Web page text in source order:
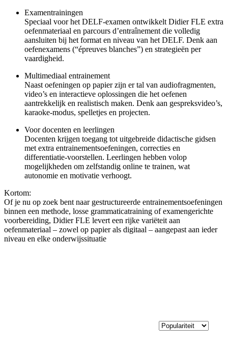
Examentrainingen
Speciaal voor het DELF-examen ontwikkelt Didier FLE extra
oefenmateriaal en parcours d’entraînement die volledig
aansluiten bij het format en niveau van het DELF. Denk aan
oefenexamens (“épreuves blanches”) en strategieën per
vaardigheid.
Multimediaal entrainement
Naast oefeningen op papier zijn er tal van audiofragmenten,
video’s en interactieve oplossingen die het oefenen
aantrekkelijk en realistisch maken. Denk aan gespreksvideo’s,
karaoke-modus, spelletjes en projecten.
Voor docenten en leerlingen
Docenten krijgen toegang tot uitgebreide didactische gidsen
met extra entrainementsoefeningen, correcties en
differentiatie-voorstellen. Leerlingen hebben volop
mogelijkheden om zelfstandig online te trainen, wat
autonomie en motivatie verhoogt.
Kortom:
Of je nu op zoek bent naar gestructureerde entrainementsoefeningen
binnen een methode, losse grammaticatraining of examengerichte
voorbereiding, Didier FLE levert een rijke variëteit aan
oefenmateriaal – zowel op papier als digitaal – aangepast aan ieder
niveau en elke onderwijssituatie